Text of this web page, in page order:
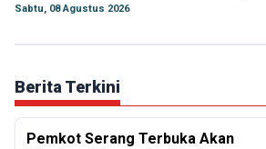
Sabtu, 08 Agustus 2026
Berita Terkini
Pemkot Serang Terbuka Akan